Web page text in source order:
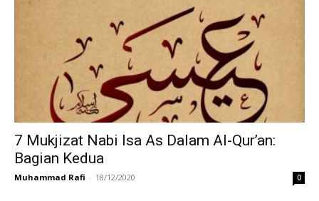
7 Mukjizat Nabi Isa As Dalam Al-Qur’an:
Bagian Kedua
Muhammad Rafi - 18/12/2020 0